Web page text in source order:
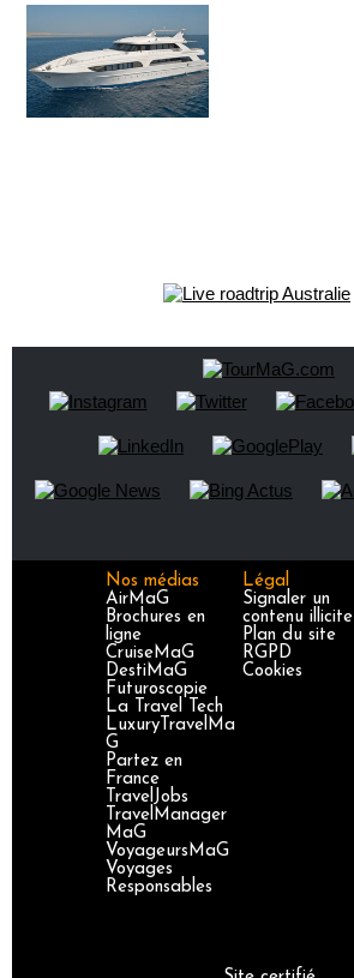
Nos médias
AirMaG
Brochures en
ligne
CruiseMaG
DestiMaG
Futuroscopie
La Travel Tech
LuxuryTravelMa
G
Partez en
France
TravelJobs
TravelManager
MaG
VoyageursMaG
Voyages
Responsables
Légal
Signaler un
contenu illicite
Plan du site
RGPD
Cookies